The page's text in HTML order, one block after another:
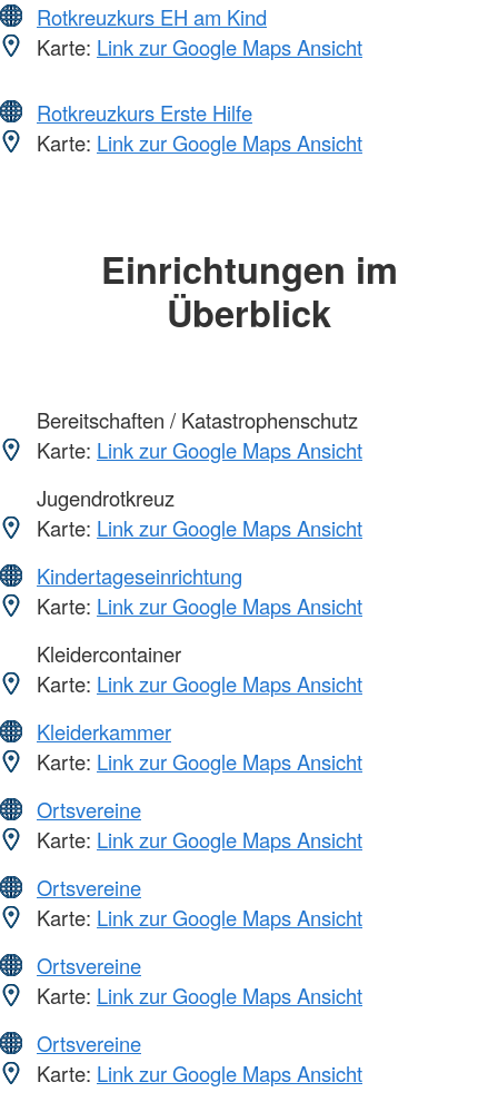
Rotkreuzkurs EH am Kind
Karte: Link zur Google Maps Ansicht
Rotkreuzkurs Erste Hilfe
Karte: Link zur Google Maps Ansicht
Einrichtungen im
Überblick
Bereitschaften / Katastrophenschutz
Karte: Link zur Google Maps Ansicht
Jugendrotkreuz
Karte: Link zur Google Maps Ansicht
Kindertageseinrichtung
Karte: Link zur Google Maps Ansicht
Kleidercontainer
Karte: Link zur Google Maps Ansicht
Kleiderkammer
Karte: Link zur Google Maps Ansicht
Ortsvereine
Karte: Link zur Google Maps Ansicht
Ortsvereine
Karte: Link zur Google Maps Ansicht
Ortsvereine
Karte: Link zur Google Maps Ansicht
Ortsvereine
Karte: Link zur Google Maps Ansicht